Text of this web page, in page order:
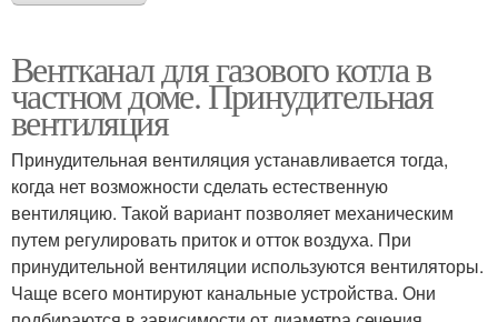
Вентканал для газового котла в
частном доме. Принудительная
вентиляция
Принудительная вентиляция устанавливается тогда,
когда нет возможности сделать естественную
вентиляцию. Такой вариант позволяет механическим
путем регулировать приток и отток воздуха. При
принудительной вентиляции используются вентиляторы.
Чаще всего монтируют канальные устройства. Они